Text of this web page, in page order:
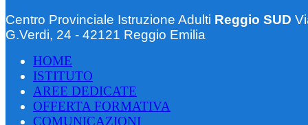
Centro Provinciale Istruzione Adulti Reggio SUD
G.Verdi, 24 - 42121 Reggio Emilia
HOME
ISTITUTO
AREE DEDICATE
OFFERTA FORMATIVA
COMUNICAZIONI